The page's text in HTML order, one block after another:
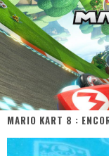
MARIO KART 8 :